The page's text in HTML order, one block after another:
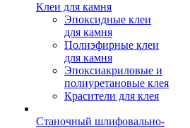
Клеи для камня
Эпоксидные клеи
для камня
Полиэфирные клеи
для камня
Эпоксиакриловые и
полиуретановые клея
Красители для клея
Станочный шлифовально-